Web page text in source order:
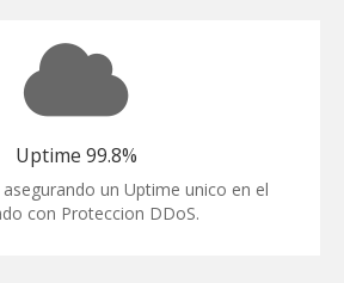
Uptime 99.8%
asegurando un Uptime unico en el
con Proteccion DDoS.